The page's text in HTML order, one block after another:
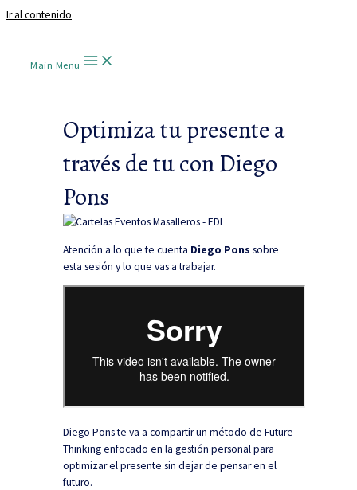
Ir al contenido
Main Menu
Optimiza tu presente a
través de tu con Diego
Pons
Atención a lo que te cuenta Diego Ponssobre
esta sesión y lo que vas a trabajar.
Diego Pons te va a compartir un método de Future
Thinking enfocado en la gestión personal para
optimizar el presente sin dejar de pensar en el
futuro.